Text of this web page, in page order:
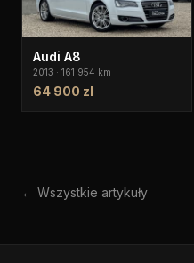
Audi A8
2013 · 161 954 km
64 900 zl
← Wszystkie artykuły